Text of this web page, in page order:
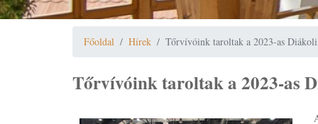
Főoldal Hírek Tőrvívóink taroltak a 2023-as
Tőrvívóink taroltak a 2023-as